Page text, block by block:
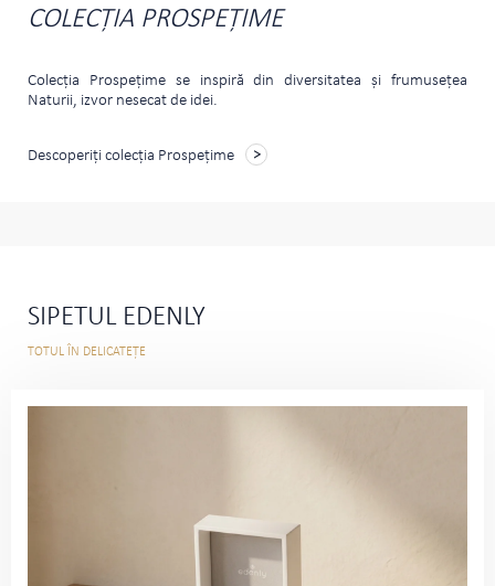
COLECȚIA PROSPEŢIME
Colecţia Prospeţime se inspiră din diversitatea şi frumuseţea
Naturii, izvor nesecat de idei.
Descoperiți colecția Prospeţime
SIPETUL EDENLY
TOTUL ÎN DELICATEȚE